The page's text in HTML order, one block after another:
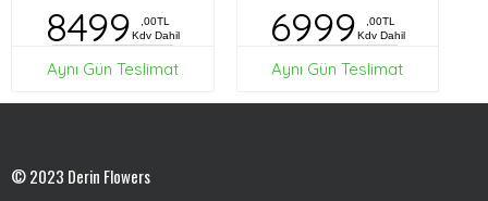
8499
,00TL
Kdv Dahil
Aynı Gün Teslimat
6999
,00TL
Kdv Dahil
Aynı Gün Teslimat
© 2023 Derin Flowers